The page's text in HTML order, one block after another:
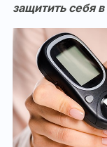
защитить себя